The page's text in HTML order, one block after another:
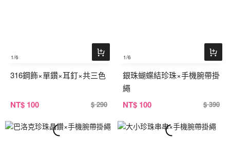
1/6
316鋼飾×單鑽×耳釘×共三色
NT$ 100 $ 290
1/6
銀珠蝴蝶結珍珠×手機腕帶掛
繩
NT$ 100 $ 390